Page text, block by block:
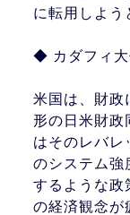
に転用しよう
◆ カダフィ大
米国は、財政
形の日米財政
はそのレバレ
のシステム強
するような政
の経済観念が